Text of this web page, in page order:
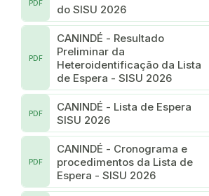
do SISU 2026
PDF
CANINDÉ - Resultado
Preliminar da
Heteroidentificação da Lista
de Espera - SISU 2026
PDF
CANINDÉ - Lista de Espera
SISU 2026
PDF
CANINDÉ - Cronograma e
procedimentos da Lista de
Espera - SISU 2026
PDF